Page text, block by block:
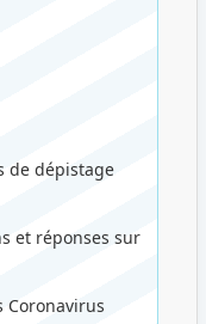
de dépistage
et réponses sur
Coronavirus